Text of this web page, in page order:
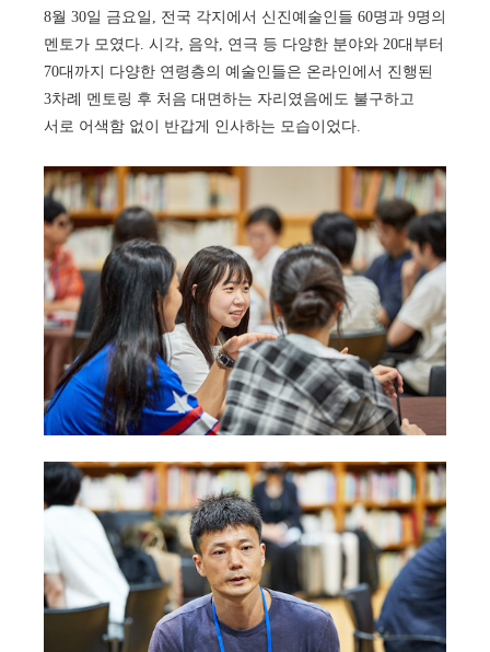
8월 30일 금요일, 전국 각지에서 신진예술인들 60명과 9명의
멘토가 모였다. 시각, 음악, 연극 등 다양한 분야와 20대부터
70대까지 다양한 연령층의 예술인들은 온라인에서 진행된
3차례 멘토링 후 처음 대면하는 자리였음에도 불구하고
서로 어색함 없이 반갑게 인사하는 모습이었다.